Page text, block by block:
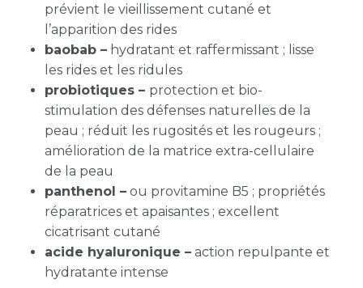
prévient le vieillissement cutané et
l’apparition des rides
baobab – hydratant et raffermissant ; lisse
les rides et les ridules
probiotiques – protection et bio-
stimulation des défenses naturelles de la
peau ; réduit les rugosités et les rougeurs ;
amélioration de la matrice extra-cellulaire
de la peau
panthenol – ou provitamine B5 ; propriétés
réparatrices et apaisantes ; excellent
cicatrisant cutané
acide hyaluronique – action repulpante et
hydratante intense